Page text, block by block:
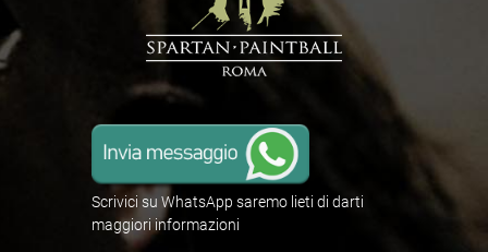
Scrivici su WhatsApp saremo lieti di darti
maggiori informazioni